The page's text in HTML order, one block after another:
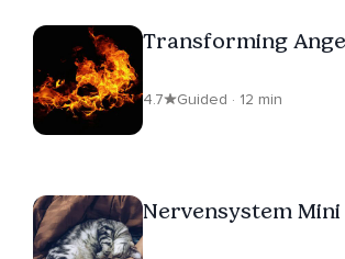
Transforming
4.7 Guided · 12 min
Nervensystem Mini